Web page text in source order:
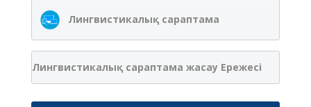
Лингвистикалық сараптама
Лингвистикалық сараптама жасау Ережесі